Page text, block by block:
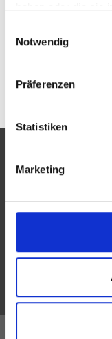
haben oder die sie
Notwendig
Präferenzen
Statistiken
Marketing
Eine Aktion des
Der ZVA ist ein
des